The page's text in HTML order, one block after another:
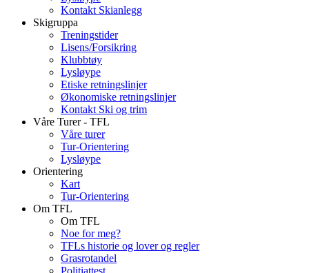
Kontakt Skianlegg
Skigruppa
Treningstider
Lisens/Forsikring
Klubbtøy
Lysløype
Etiske retningslinjer
Økonomiske retningslinjer
Kontakt Ski og trim
Våre Turer - TFL
Våre turer
Tur-Orientering
Lysløype
Orientering
Kart
Tur-Orientering
Om TFL
Om TFL
Noe for meg?
TFLs historie og lover og regler
Grasrotandel